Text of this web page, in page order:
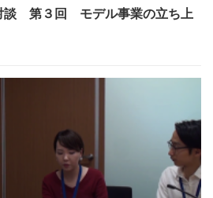
談 第３回 モデル事業の立ち上